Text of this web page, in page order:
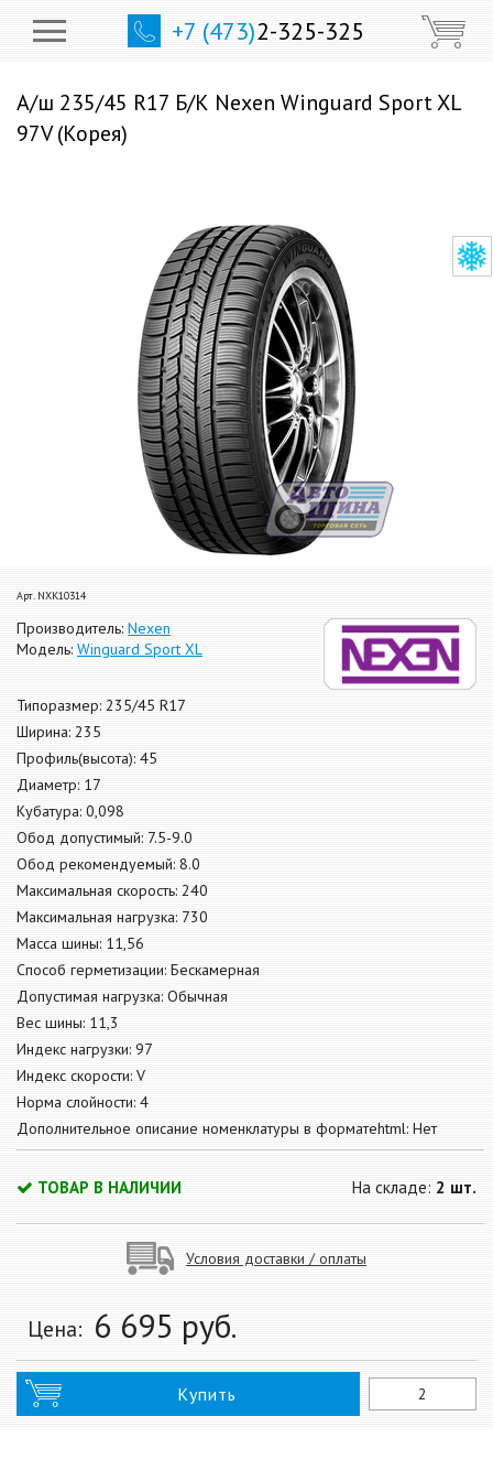
+7 (473)2-325-325
А/ш 235/45 R17 Б/К Nexen Winguard Sport XL
97V (Корея)
Арт. NXK10314
Производитель: Nexen
Модель: Winguard Sport XL
Типоразмер: 235/45 R17
Ширина: 235
Профиль(высота): 45
Диаметр: 17
Кубатура: 0,098
Обод допустимый: 7.5-9.0
Обод рекомендуемый: 8.0
Максимальная скорость: 240
Максимальная нагрузка: 730
Масса шины: 11,56
Способ герметизации: Бескамерная
Допустимая нагрузка: Обычная
Вес шины: 11,3
Индекс нагрузки: 97
Индекс скорости: V
Норма слойности: 4
Дополнительное описание номенклатуры в форматеhtml: Нет
ТОВАР В НАЛИЧИИ На складе: 2 шт.
Условия доставки / оплаты
Цена: 6 695 руб.
Купить